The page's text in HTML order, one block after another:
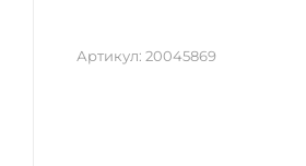
Артикул: 20045869